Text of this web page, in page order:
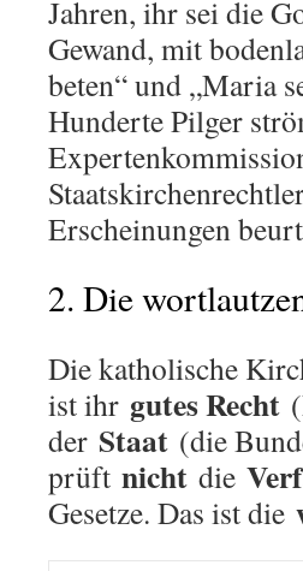
Jahren, ihr sei die
Gewand, mit
beten“ und „Maria
Hunderte Pilger
Erscheinungen
2. Die
Die katholische
ist ihr gutes Recht
der Staat (die
prüft nicht die
Gesetze. Das ist die